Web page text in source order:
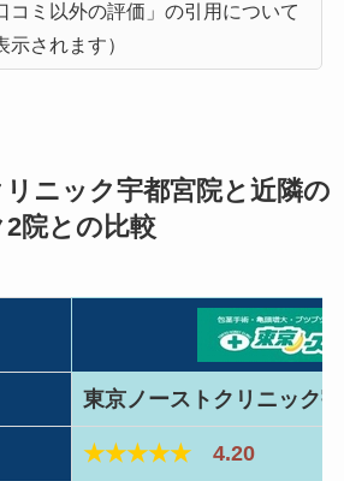
コミ以外の評価」の引用について
示されます）
ニック宇都宮院と近隣の
院との比較
東京ノーストクリニック
★★★★★ 4.20